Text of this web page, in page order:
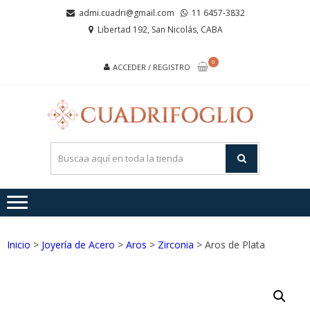
admi.cuadri@gmail.com
11 6457-3832
Libertad 192, San Nicolás, CABA
ACCEDER / REGISTRO
0
Inicio > Joyería de Acero > Aros > Zirconia > Aros de Plata